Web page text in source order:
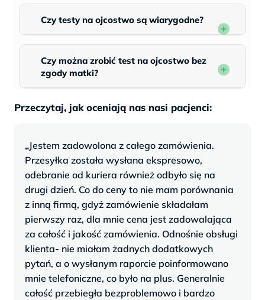
Czy testy na ojcostwo są wiarygodne?
Czy można zrobić test na ojcostwo bez
zgody matki?
Przeczytaj, jak oceniają nas nasi pacjenci:
„Jestem zadowolona z całego zamówienia.
Przesyłka została wysłana ekspresowo,
odebranie od kuriera również odbyło się na
drugi dzień. Co do ceny to nie mam porównania
z inną firmą, gdyż zamówienie składałam
pierwszy raz, dla mnie cena jest zadowalająca
za całość i jakość zamówienia. Odnośnie obsługi
klienta- nie miałam żadnych dodatkowych
pytań, a o wysłanym raporcie poinformowano
mnie telefoniczne, co było na plus. Generalnie
całość przebiegła bezproblemowo i bardzo